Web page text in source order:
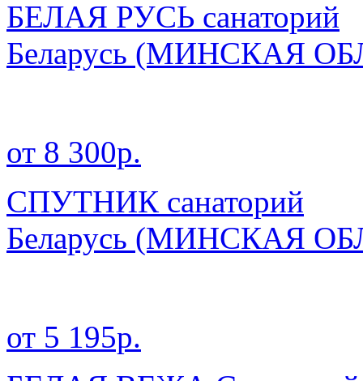
БЕЛАЯ РУСЬ санаторий
Беларусь (МИНСКАЯ
от 8 300р.
СПУТНИК санаторий
Беларусь (МИНСКАЯ
от 5 195р.